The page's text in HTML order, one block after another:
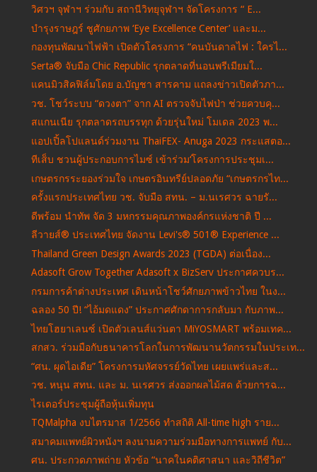
วิศวฯ จุฬาฯ ร่วมกับ สถานีวิทยุจุฬาฯ จัดโครงการ “ E...
บำรุงราษฎร์ ชูศักยภาพ ‘Eye Excellence Center’ และม...
กองทุนพัฒนาไฟฟ้า เปิดตัวโครงการ “คนบันดาลไฟ : ใครไ...
Serta® จับมือ Chic Republic รุกตลาดที่นอนพรีเมียมใ...
แคนมิวสิคฟิล์มโดย อ.บัญชา สารคาม แถลงข่าวเปิดตัวภา...
วช. โชว์ระบบ “ดวงตา” จาก AI ตรวจจับไฟป่า ช่วยควบคุ...
สแกนเนีย รุกตลาดรถบรรทุก ด้วยรุ่นใหม่ โมเดล 2023 พ...
แอปเปิ้ลโปแลนด์ร่วมงาน ThaiFEX- Anuga 2023 กระแสตอ...
ทีเส็บ ชวนผู้ประกอบการไมซ์ เข้าร่วม‘โครงการประชุมเ...
เกษตรกรระยองร่วมใจ เกษตรอินทรีย์ปลอดภัย “เกษตรกรไท...
ครั้งแรกประเทศไทย วช. จับมือ สทน. – ม.นเรศวร ฉายรั...
ดีพร้อม นำทัพ จัด 3 มหกรรมคุณภาพองค์กรแห่งชาติ ปี ...
ลีวายส์® ประเทศไทย จัดงาน Levi's® 501® Experience ...
Thailand Green Design Awards 2023 (TGDA) ต่อเนื่อง...
Adasoft Grow Together Adasoft x BizServ ประกาศควบร...
กรมการค้าต่างประเทศ เดินหน้าโชว์ศักยภาพข้าวไทย ในง...
ฉลอง 50 ปี! “ไอ้มดแดง” ประกาศศักดาการกลับมา กับภาพ...
ไทยโฮยาเลนซ์ เปิดตัวเลนส์แว่นตา MiYOSMART พร้อมเทค...
สกสว. ร่วมมือกับธนาคารโลกในการพัฒนานวัตกรรมในประเท...
“ศน. ผุดไอเดีย” โครงการมหัศจรรย์วัดไทย เผยแพร่และส...
วช. หนุน สทน. และ ม. นเรศวร ส่งออกผลไม้สด ด้วยการฉ...
ไรเดอร์ประชุมผู้ถือหุ้นเพิ่มทุน
TQMalpha งบไตรมาส 1/2566 ทำสถิติ All-time high ราย...
สมาคมแพทย์ผิวหนังฯ ลงนามความร่วมมือทางการแพทย์ กับ...
ศน. ประกวดภาพถ่าย หัวข้อ “นาคในคติศาสนา และวิถีชีวิต”